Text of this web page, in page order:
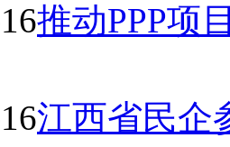
推动PPP项
江西省民企